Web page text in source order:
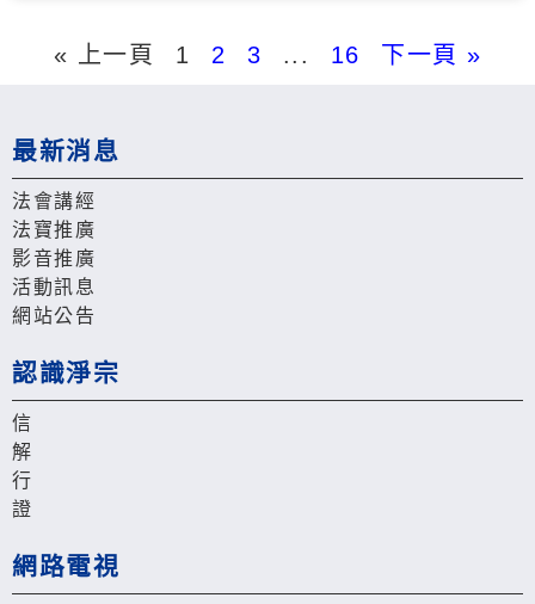
« 上一頁 1 2 3 ... 16 下一頁 »
最新消息
法會講經
法寶推廣
影音推廣
活動訊息
網站公告
認識淨宗
信
解
行
證
網路電視